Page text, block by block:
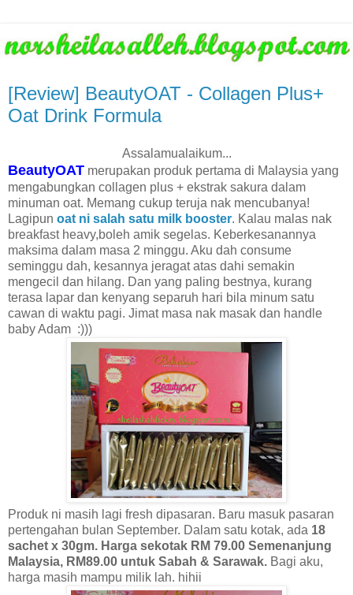
[Review] BeautyOAT - Collagen Plus+
Oat Drink Formula
Assalamualaikum...
BeautyOAT merupakan produk pertama di Malaysia yang
mengabungkan collagen plus + ekstrak sakura dalam
minuman oat. Memang cukup teruja nak mencubanya!
Lagipun oat ni salah satu milk booster. Kalau malas nak
breakfast heavy,boleh amik segelas. Keberkesanannya
maksima dalam masa 2 minggu. Aku dah consume
seminggu dah, kesannya jeragat atas dahi semakin
mengecil dan hilang. Dan yang paling bestnya, kurang
terasa lapar dan kenyang separuh hari bila minum satu
cawan di waktu pagi. Jimat masa nak masak dan handle
baby Adam :)))
Produk ni masih lagi fresh dipasaran. Baru masuk pasaran
pertengahan bulan September. Dalam satu kotak, ada 18
sachet x 30gm. Harga sekotak RM 79.00 Semenanjung
Malaysia, RM89.00 untuk Sabah & Sarawak. Bagi aku,
harga masih mampu milik lah. hihii